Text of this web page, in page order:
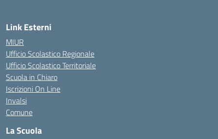
Link Esterni
MIUR
Ufficio Scolastico Regionale
Ufficio Scolastico Territoriale
Scuola in Chiaro
Iscrizioni On Line
Invalsi
Comune
La Scuola